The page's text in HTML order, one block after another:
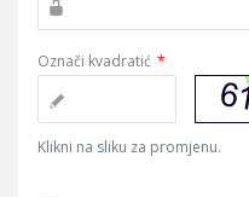
Označi kvadratić *
Klikni na sliku za promjenu.